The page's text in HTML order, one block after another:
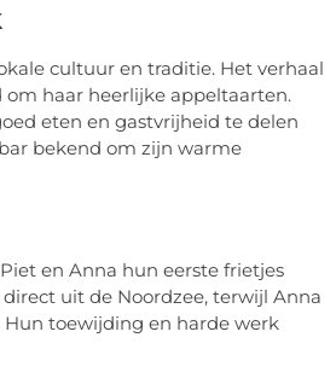
cultuur en traditie. Het verhaal
om haar heerlijke appeltaarten.
eten en gastvrijheid te delen
bekend om zijn warme
en Anna hun eerste frietjes
uit de Noordzee, terwijl Anna
toewijding en harde werk